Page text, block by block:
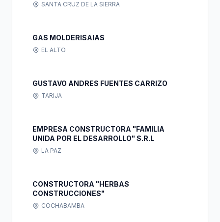
SANTA CRUZ DE LA SIERRA
GAS MOLDERISAIAS
EL ALTO
GUSTAVO ANDRES FUENTES CARRIZO
TARIJA
EMPRESA CONSTRUCTORA "FAMILIA
UNIDA POR EL DESARROLLO" S.R.L
LA PAZ
CONSTRUCTORA "HERBAS
CONSTRUCCIONES"
COCHABAMBA